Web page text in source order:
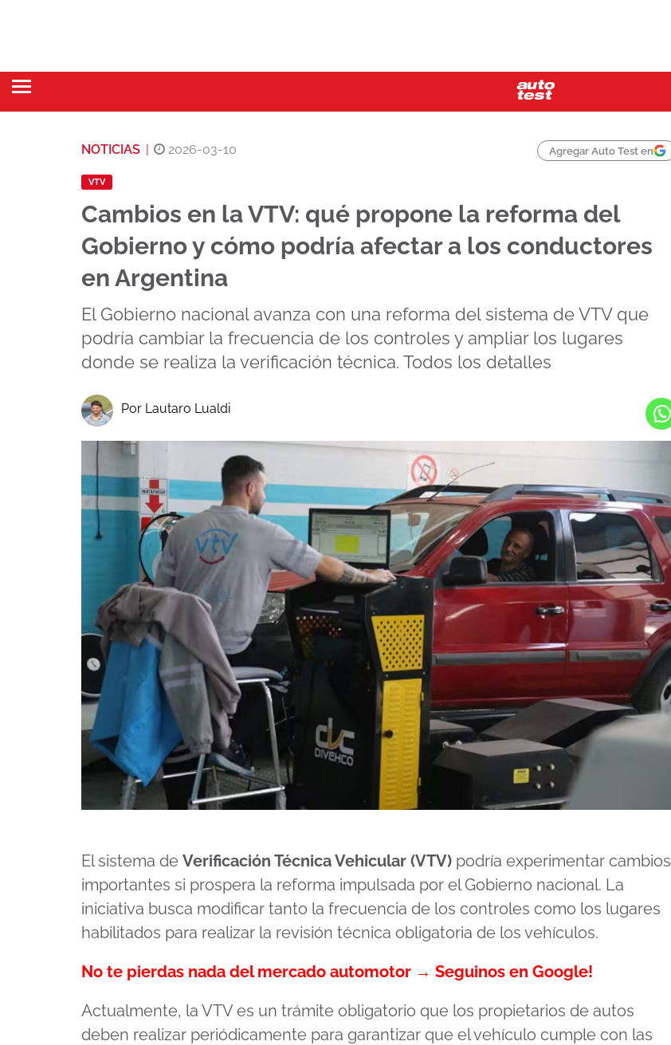
NOTICIAS 2026-03-10 Agregar Auto Test en
VTV
Cambios en la VTV: qué propone la reforma del
Gobierno y cómo podría afectar a los conductores
en Argentina
El Gobierno nacional avanza con una reforma del sistema de VTV que
podría cambiar la frecuencia de los controles y ampliar los lugares
donde se realiza la verificación técnica. Todos los detalles
Por Lautaro Lualdi
El sistema de Verificación Técnica Vehicular (VTV) podría experimentar cambios
importantes si prospera la reforma impulsada por el Gobierno nacional. La
iniciativa busca modificar tanto la frecuencia de los controles como los lugares
habilitados para realizar la revisión técnica obligatoria de los vehículos.
No te pierdas nada del mercado automotor → Seguinos en Google!
Actualmente, la VTV es un trámite obligatorio que los propietarios de autos
deben realizar periódicamente para garantizar que el vehículo cumple con las